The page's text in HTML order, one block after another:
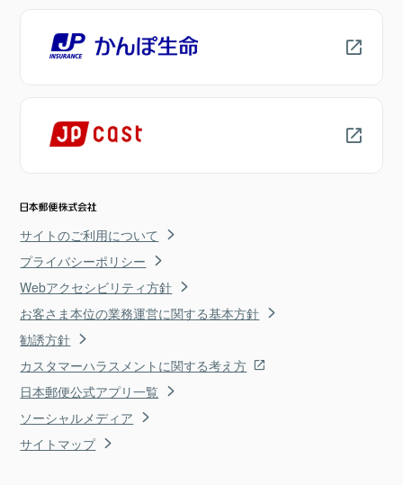
サイトのご利用について
プライバシーポリシー
Webアクセシビリティ方針
お客さま本位の業務運営に関する基本方針
勧誘方針
カスタマーハラスメントに関する考え方
日本郵便公式アプリ一覧
ソーシャルメディア
サイトマップ